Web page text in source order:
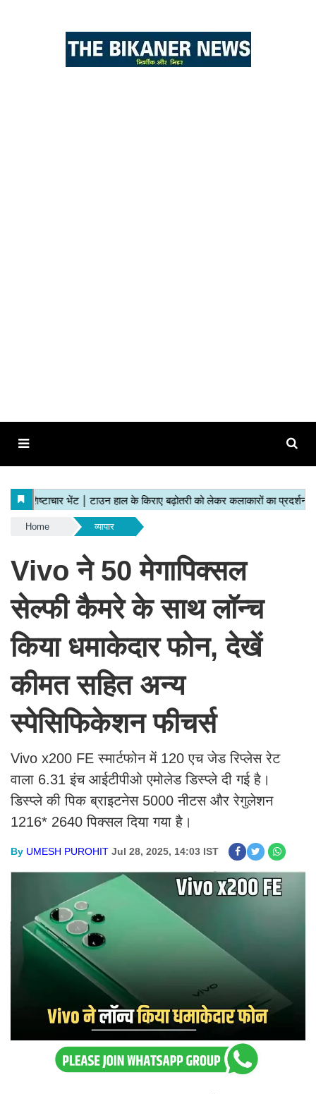
Home व्यापार
Vivo ने 50 मेगापिक्सल
सेल्फी कैमरे के साथ लॉन्च
किया धमाकेदार फोन, देखें
कीमत सहित अन्य
स्पेसिफिकेशन फीचर्स
Vivo x200 FE स्मार्टफोन में 120 एच जेड रिप्लेस रेट
वाला 6.31 इंच आईटीपीओ एमोलेड डिस्प्ले दी गई है।
डिस्प्ले की पिक ब्राइटनेस 5000 नीटस और रेगुलेशन
1216* 2640 पिक्सल दिया गया है।
By UMESH PUROHIT Jul 28, 2025, 14:03 IST